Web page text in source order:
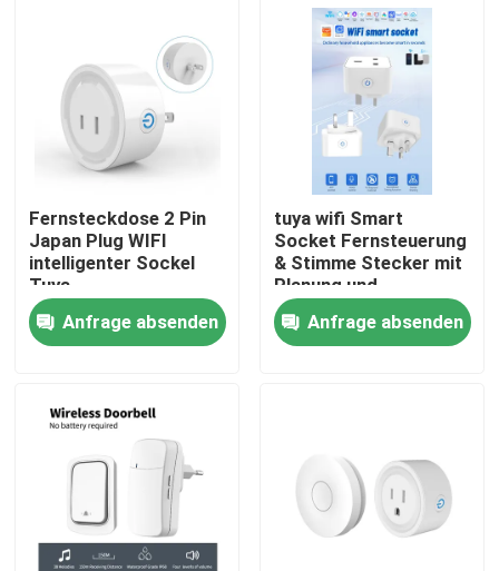
Über uns
Fabrik-Ausflug
Qualitätskontrolle
Treten Sie mit uns in Verbindung
Fordern Sie ein Zitat
Intelligenter Schalter Homekit
WLAN-Smart-Switches
Zigbee Smart Switch
Fernsteckdose 2 Pin
Japan Plug WIFI
intelligenter Sockel
Tuya
Anfrage absenden
tuya wifi Smart
Socket Fernsteuerung
& Stimme Stecker mit
Planung und
Automatisierung
Funktionen
unterstützen Alexa
Anfrage absenden